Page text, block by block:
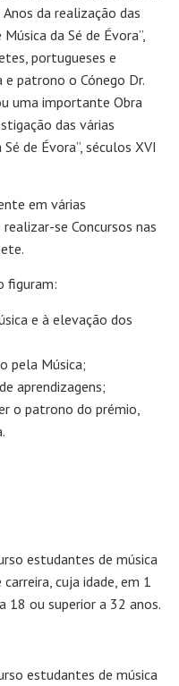
da realização das
da Sé de Évora”,
portugueses e
patrono o Cónego Dr.
uma importante Obra
das várias
de Évora”, séculos XVI
em várias
se Concursos nas
figuram:
e à elevação dos
pela Música;
aprendizagens;
o patrono do prémio,
estudantes de música
cuja idade, em 1
18 ou superior a 32 anos.
estudantes de música